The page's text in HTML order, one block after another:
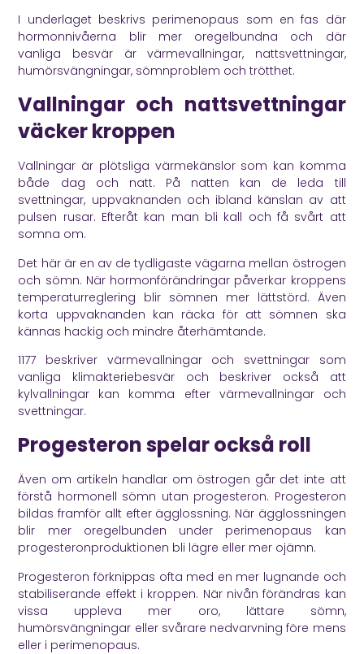
I underlaget beskrivs perimenopaus som en fas där
hormonnivåerna blir mer oregelbundna och där
vanliga besvär är värmevallningar, nattsvettningar,
humörsvängningar, sömnproblem och trötthet.
Vallningar och nattsvettningar
väcker kroppen
Vallningar är plötsliga värmekänslor som kan komma
både dag och natt. På natten kan de leda till
svettningar, uppvaknanden och ibland känslan av att
pulsen rusar. Efteråt kan man bli kall och få svårt att
somna om.
Det här är en av de tydligaste vägarna mellan östrogen
och sömn. När hormonförändringar påverkar kroppens
temperaturreglering blir sömnen mer lättstörd. Även
korta uppvaknanden kan räcka för att sömnen ska
kännas hackig och mindre återhämtande.
1177 beskriver värmevallningar och svettningar som
vanliga klimakteriebesvär och beskriver också att
kylvallningar kan komma efter värmevallningar och
svettningar.
Progesteron spelar också roll
Även om artikeln handlar om östrogen går det inte att
förstå hormonell sömn utan progesteron. Progesteron
bildas framför allt efter ägglossning. När ägglossningen
blir mer oregelbunden under perimenopaus kan
progesteronproduktionen bli lägre eller mer ojämn.
Progesteron förknippas ofta med en mer lugnande och
stabiliserande effekt i kroppen. När nivån förändras kan
vissa uppleva mer oro, lättare sömn,
humörsvängningar eller svårare nedvarvning före mens
eller i perimenopaus.